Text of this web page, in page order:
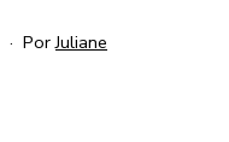
PorJuliane